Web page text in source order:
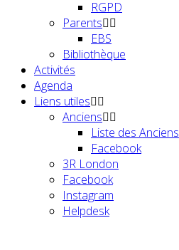
RGPD
Parents
EBS
Bibliothèque
Activités
Agenda
Liens utiles
Anciens
Liste des Anciens
Facebook
3R London
Facebook
Instagram
Helpdesk